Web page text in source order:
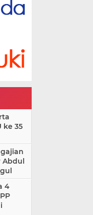
ke 35
Abdul
4